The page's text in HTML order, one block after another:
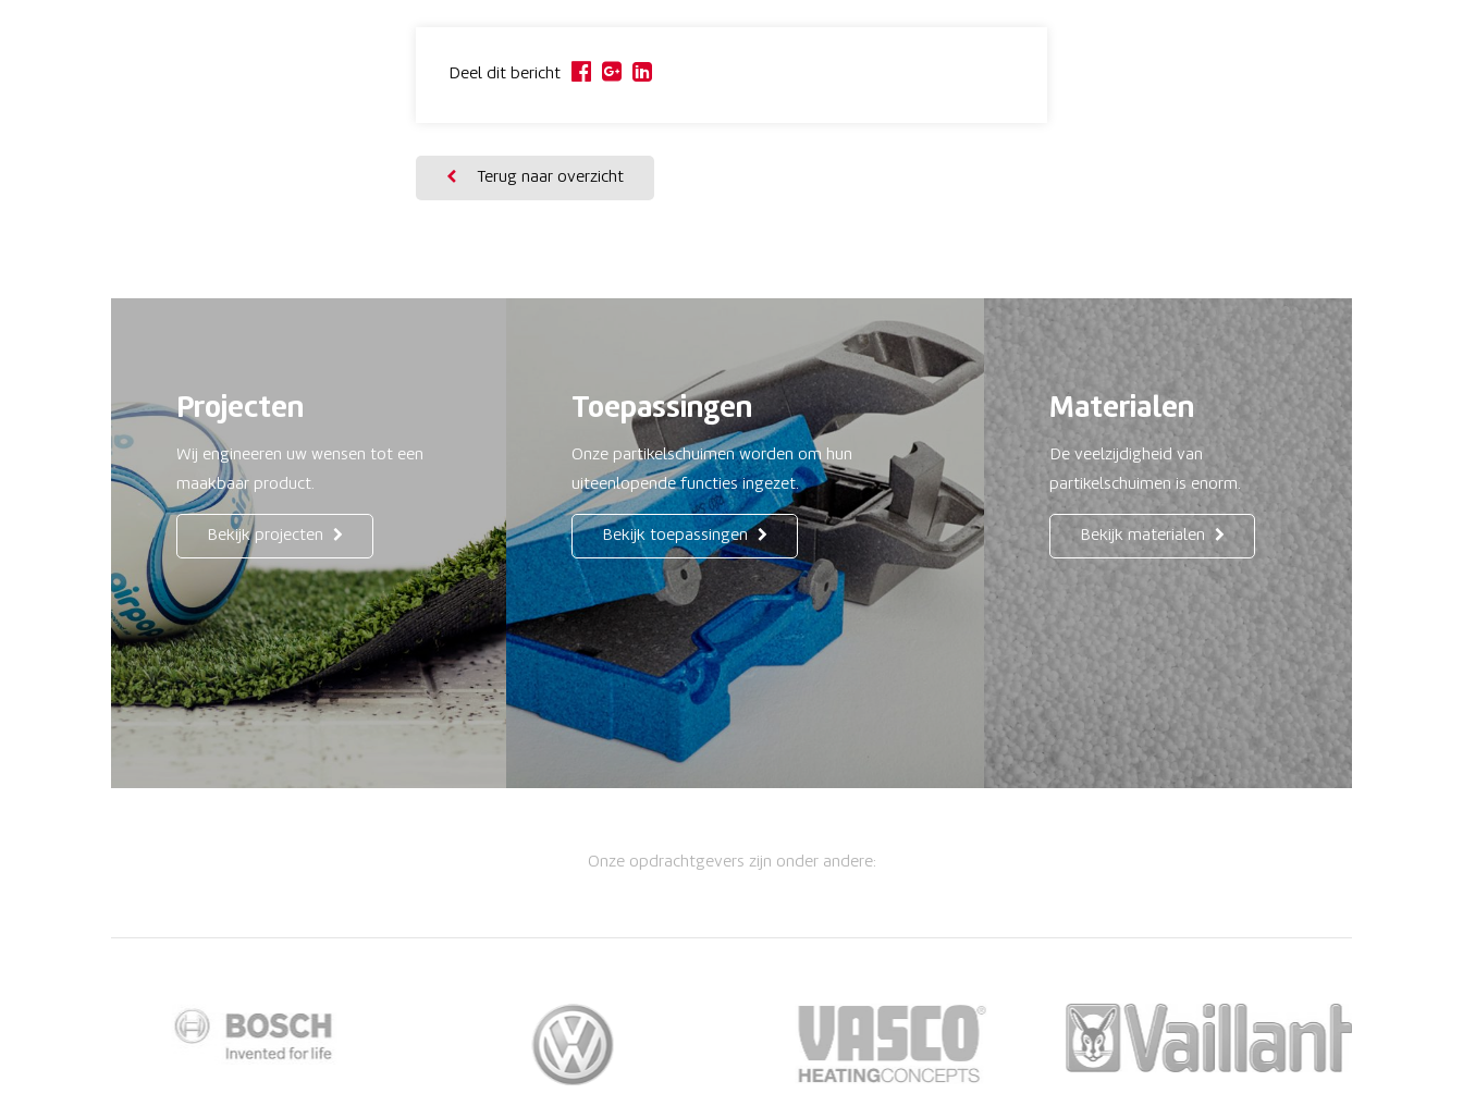
Deel dit bericht
Terug naar overzicht
Projecten
Wij engineeren uw wensen tot een
maakbaar product.
Bekijk projecten
Toepassingen
Onze partikelschuimen worden om hun
uiteenlopende functies ingezet.
Bekijk toepassingen
Materialen
De veelzijdigheid van
partikelschuimen is enorm.
Bekijk materialen
Onze opdrachtgevers zijn onder andere: